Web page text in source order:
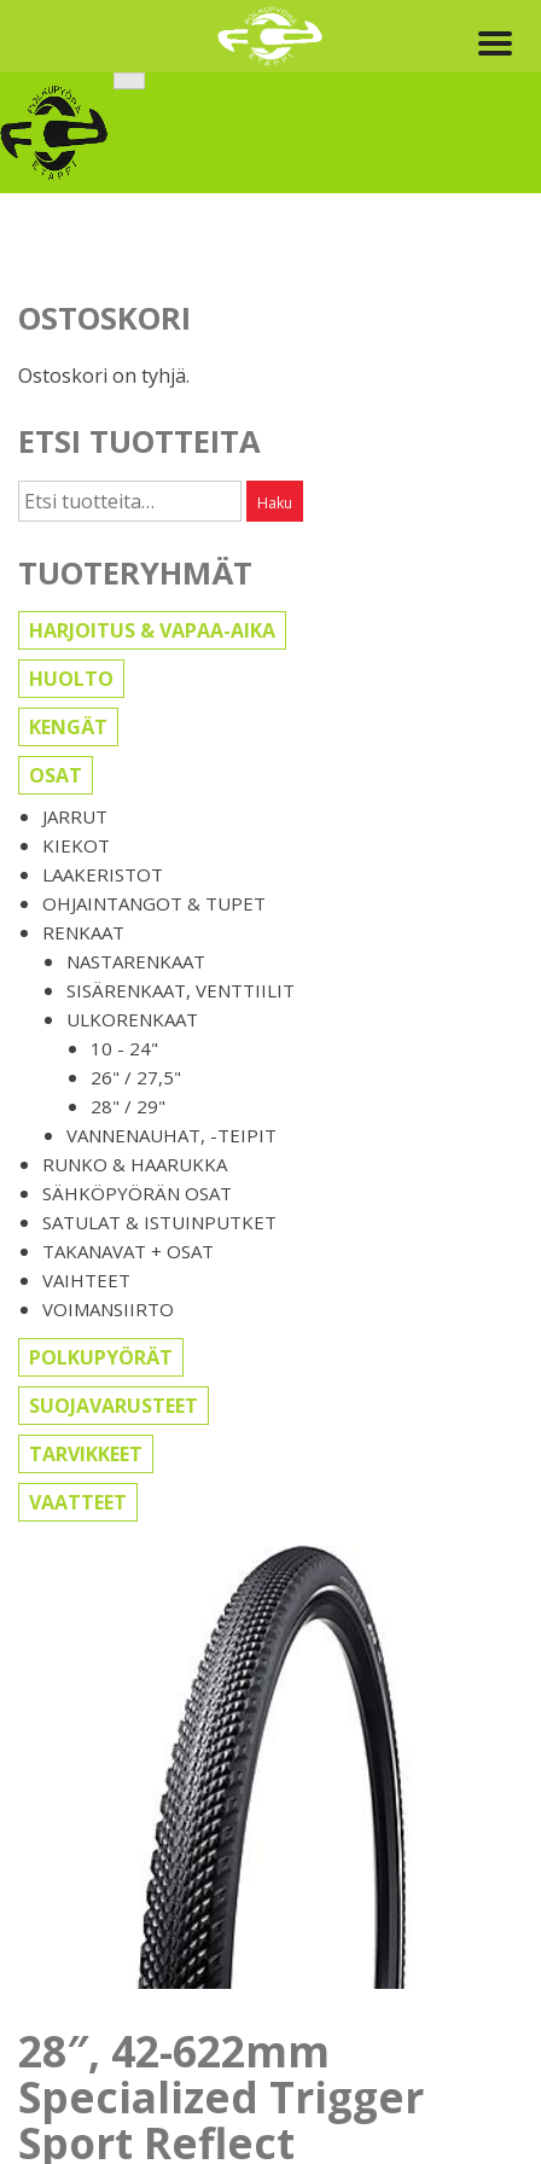
content
OSTOSKORI
Ostoskori on tyhjä.
ETSI TUOTTEITA
Etsi: Haku
TUOTERYHMÄT
HARJOITUS & VAPAA-AIKA
HUOLTO
KENGÄT
OSAT
JARRUT
KIEKOT
LAAKERISTOT
OHJAINTANGOT & TUPET
RENKAAT
NASTARENKAAT
SISÄRENKAAT, VENTTIILIT
ULKORENKAAT
10 - 24"
26" / 27,5"
28" / 29"
VANNENAUHAT, -TEIPIT
RUNKO & HAARUKKA
SÄHKÖPYÖRÄN OSAT
SATULAT & ISTUINPUTKET
TAKANAVAT + OSAT
VAIHTEET
VOIMANSIIRTO
POLKUPYÖRÄT
SUOJAVARUSTEET
TARVIKKEET
VAATTEET
28″, 42-622mm
Specialized Trigger
Sport Reflect